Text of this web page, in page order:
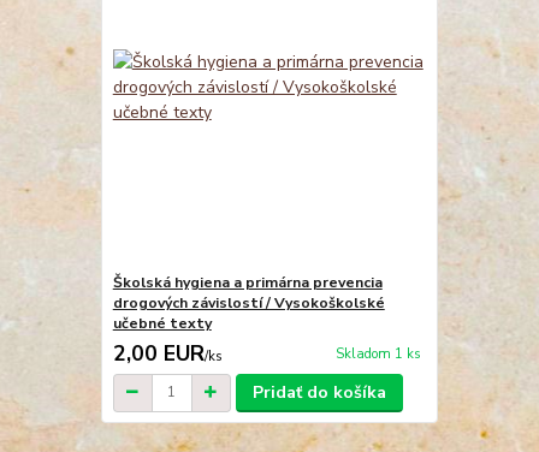
Školská hygiena a primárna prevencia
drogových závislostí / Vysokoškolské
učebné texty
2,00 EUR/ks Skladom 1 ks
Pridať do košíka